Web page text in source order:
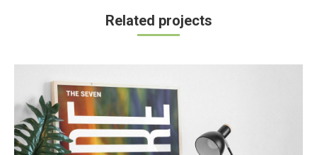
Related projects